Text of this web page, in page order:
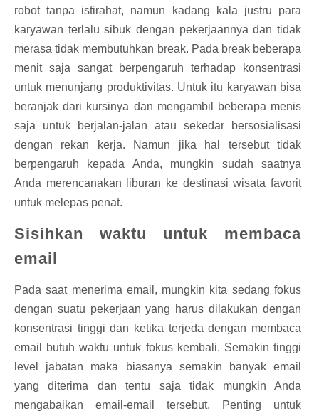
robot tanpa istirahat, namun kadang kala justru para
karyawan terlalu sibuk dengan pekerjaannya dan tidak
merasa tidak membutuhkan break. Pada break beberapa
menit saja sangat berpengaruh terhadap konsentrasi
untuk menunjang produktivitas. Untuk itu karyawan bisa
beranjak dari kursinya dan mengambil beberapa menis
saja untuk berjalan-jalan atau sekedar bersosialisasi
dengan rekan kerja. Namun jika hal tersebut tidak
berpengaruh kepada Anda, mungkin sudah saatnya
Anda merencanakan liburan ke destinasi wisata favorit
untuk melepas penat.
Sisihkan waktu untuk membaca
email
Pada saat menerima email, mungkin kita sedang fokus
dengan suatu pekerjaan yang harus dilakukan dengan
konsentrasi tinggi dan ketika terjeda dengan membaca
email butuh waktu untuk fokus kembali. Semakin tinggi
level jabatan maka biasanya semakin banyak email
yang diterima dan tentu saja tidak mungkin Anda
mengabaikan email-email tersebut. Penting untuk